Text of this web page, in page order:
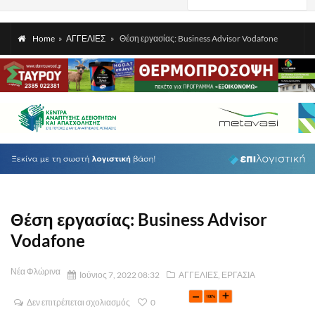
Home » ΑΓΓΕΛΙΕΣ » Θέση εργασίας: Business Advisor Vodafone
Θέση εργασίας: Business Advisor
Vodafone
Νέα Φλώρινα Ιούνιος 7, 2022 08:32 ΑΓΓΕΛΙΕΣ, ΕΡΓΑΣΙΑ
Δεν επιτρέπεται σχολιασμός 0